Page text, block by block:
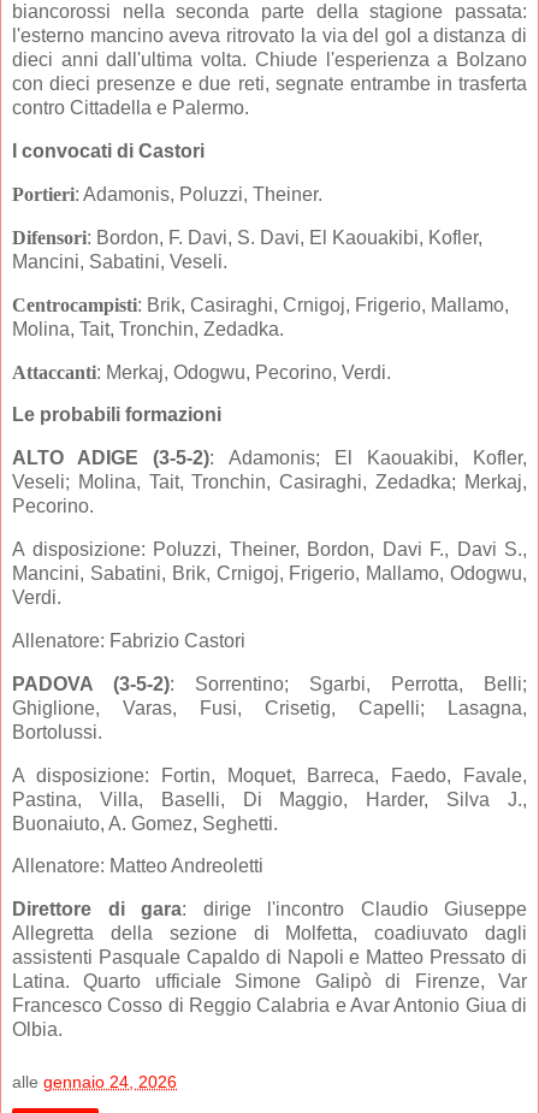
biancorossi nella seconda parte della stagione passata:
l'esterno mancino aveva ritrovato la via del gol a distanza di
dieci anni dall'ultima volta. Chiude l'esperienza a Bolzano
con dieci presenze e due reti, segnate entrambe in trasferta
contro Cittadella e Palermo.
I convocati di Castori
Portieri: Adamonis, Poluzzi, Theiner.
Difensori: Bordon, F. Davi, S. Davi, El Kaouakibi, Kofler,
Mancini, Sabatini, Veseli.
Centrocampisti: Brik, Casiraghi, Crnigoj, Frigerio, Mallamo,
Molina, Tait, Tronchin, Zedadka.
Attaccanti: Merkaj, Odogwu, Pecorino, Verdi.
Le probabili formazioni
ALTO ADIGE (3-5-2): Adamonis; El Kaouakibi, Kofler,
Veseli; Molina, Tait, Tronchin, Casiraghi, Zedadka; Merkaj,
Pecorino.
A disposizione: Poluzzi, Theiner, Bordon, Davi F., Davi S.,
Mancini, Sabatini, Brik, Crnigoj, Frigerio, Mallamo, Odogwu,
Verdi.
Allenatore: Fabrizio Castori
PADOVA (3-5-2): Sorrentino; Sgarbi, Perrotta, Belli;
Ghiglione, Varas, Fusi, Crisetig, Capelli; Lasagna,
Bortolussi.
A disposizione: Fortin, Moquet, Barreca, Faedo, Favale,
Pastina, Villa, Baselli, Di Maggio, Harder, Silva J.,
Buonaiuto, A. Gomez, Seghetti.
Allenatore: Matteo Andreoletti
Direttore di gara: dirige l'incontro Claudio Giuseppe
Allegretta della sezione di Molfetta, coadiuvato dagli
assistenti Pasquale Capaldo di Napoli e Matteo Pressato di
Latina. Quarto ufficiale Simone Galipò di Firenze, Var
Francesco Cosso di Reggio Calabria e Avar Antonio Giua di
Olbia.
alle gennaio 24, 2026